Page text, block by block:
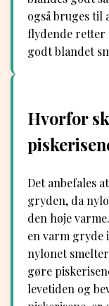
også bruges til
flydende retter
godt blandet
Hvorfor
Det anbefales
gryden, da
den høje
en varm gryde
nylonet
gøre
levetiden og